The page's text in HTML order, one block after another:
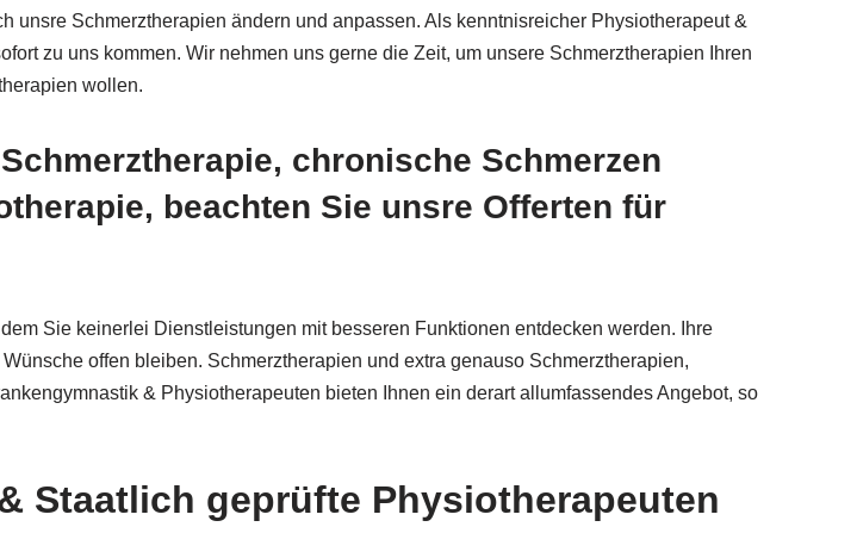
Schmerztherapien ändern und anpassen. Als kenntnisreicher Physiotherapeut &
zu uns kommen. Wir nehmen uns gerne die Zeit, um unsere Schmerztherapien Ihren
wollen.
chronische Schmerzen
beachten Sie unsre Offerten für
Sie keinerlei Dienstleistungen mit besseren Funktionen entdecken werden. Ihre
offen bleiben. Schmerztherapien und extra genauso Schmerztherapien,
& Physiotherapeuten bieten Ihnen ein derart allumfassendes Angebot, so
Staatlich geprüfte Physiotherapeuten